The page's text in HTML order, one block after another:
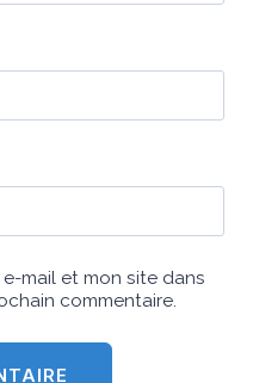
mail et mon site dans
commentaire.